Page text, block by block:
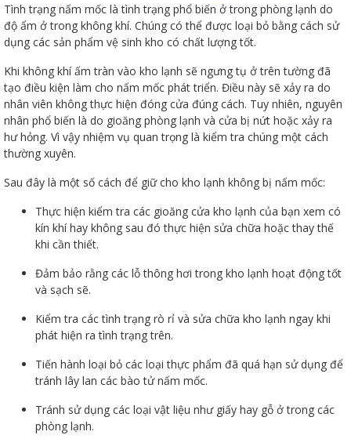
Tình trạng nấm mốc là tình trạng phổ biến ở trong phòng lạnh do
độ ẩm ở trong không khí. Chúng có thể được loại bỏ bằng cách sử
dụng các sản phẩm vệ sinh kho có chất lượng tốt.
Khi không khí ấm tràn vào kho lạnh sẽ ngưng tụ ở trên tường đã
tạo điều kiện làm cho nấm mốc phát triển. Điều này sẽ xảy ra do
nhân viên không thực hiện đóng cửa đúng cách. Tuy nhiên, nguyên
nhân phổ biến là do gioăng phòng lạnh và cửa bị nứt hoặc xảy ra
hư hỏng. Vì vậy nhiệm vụ quan trọng là kiểm tra chúng một cách
thường xuyên.
Sau đây là một số cách để giữ cho kho lạnh không bị nấm mốc:
Thực hiện kiểm tra các gioăng cửa kho lạnh của bạn xem có
kín khí hay không sau đó thực hiện sửa chữa hoặc thay thế
khi cần thiết.
Đảm bảo rằng các lỗ thông hơi trong kho lạnh hoạt động tốt
và sạch sẽ.
Kiểm tra các tình trạng rò rỉ và sửa chữa kho lạnh ngay khi
phát hiện ra tình trạng trên.
Tiến hành loại bỏ các loại thực phẩm đã quá hạn sử dụng để
tránh lây lan các bào tử nấm mốc.
Tránh sử dụng các loại vật liệu như giấy hay gỗ ở trong các
phòng lạnh.